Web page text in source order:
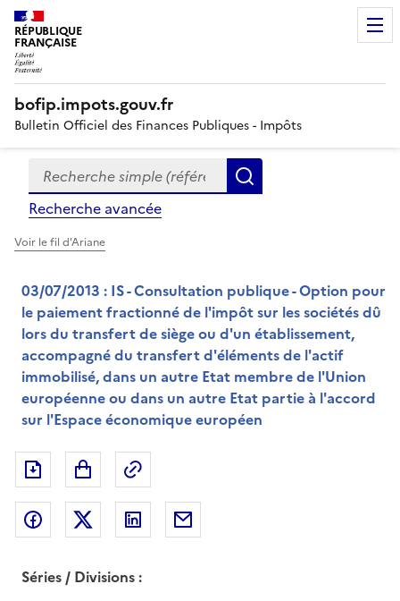
RÉPUBLIQUE
FRANÇAISE
bofip.impots.gouv.fr
Bulletin Officiel des Finances Publiques - Impôts
Formulaire
de
recherche
Recherche simple (références, mots clés, partie du
Recherche avancée
Voir le fil d'Ariane
03/07/2013 : IS - Consultation publique - Option pour
le paiement fractionné de l'impôt sur les sociétés dû
lors du transfert de siège ou d'un établissement,
accompagné du transfert d'éléments de l'actif
immobilisé, dans un autre Etat membre de l'Union
européenne ou dans un autre Etat partie à l'accord
sur l'Espace économique européen
Exporter le document au format pdf
Partager sur Facebook
Partager sur Twitter
Partager sur LinkedIn
Séries / Divisions :